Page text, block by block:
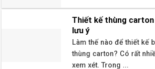
Thiết kế thùng
lưu ý
Làm thế nào để thiết kế
thùng carton? Có rất
xem xét. Trong ...